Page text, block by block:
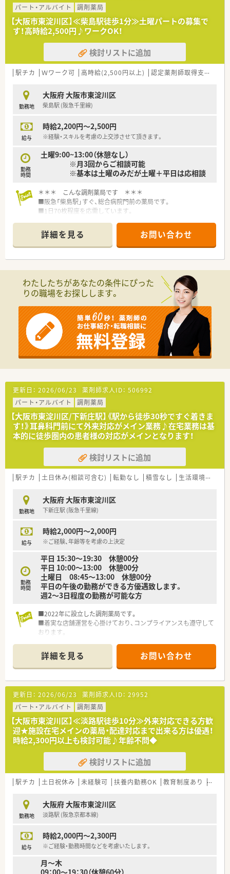
パート・アルバイト
調剤薬局
【大阪市東淀川区】≪柴島駅徒歩1分≫土曜パートの募集で
す！高時給2,500円♪ワークOK！
検討リストに追加
駅チカ Ｗワーク可 高時給(2,500円以上) 認定薬剤師取得支援あり
勤務地
大阪府 大阪市東淀川区
柴島駅 (阪急千里線)
給与
時給2,200円～2,500円
※経験・スキルを考慮の上交渉させて頂きます。
勤務
時間
土曜9:00~13:00（休憩なし）
※月3回からご相談可能
※基本は土曜のみだが土曜＋平日は応相談
＊＊＊ こんな調剤薬局です ＊＊＊
■阪急「柴島駅」すぐ、総合病院門前の薬局です。
■1日70枚程度を応需しています。
＊＊＊ こんな会社です ＊＊＊
◆大阪・兵庫を中心に、地域に信頼されるかかりつけ薬局を展開
しています。
◆経験豊富な薬剤師を揃え、大学病院・官公立病院など、大型総
詳細を見る お問い合わせ
わたしたちがあなたの条件にぴった
りの職場をお探しします。
更新日： 2026/06/23 薬剤師求人ID： 506992
パート・アルバイト
調剤薬局
【大阪市東淀川区/下新庄駅】《駅から徒歩30秒ですぐ着きま
す！》耳鼻科門前にて外来対応がメイン業務♪在宅業務は基
本的に徒歩圏内の患者様の対応がメインとなります！
検討リストに追加
駅チカ 土日休み(相談可含む) 転勤なし 積雪なし 生活環境充実
勤務地
大阪府 大阪市東淀川区
下新庄駅 (阪急千里線)
給与
時給2,000円～2,000円
※ご経験、年齢等を考慮の上決定
勤務
時間
平日 15:30～19:30 休憩00分
平日 10:00～13:00 休憩00分
土曜日 08:45～13:00 休憩00分
平日の午後の勤務ができる方優遇致します。
週2～3日程度の勤務が可能な方
■2022年に設立した調剤薬局です。
■着実な店舗運営を心掛けており、コンプライアンスも遵守して
おります。
いに対応しております。
■これからの薬局薬剤師を育てていきたい思いが詰まった薬局
です。
詳細を見る お問い合わせ
更新日： 2026/06/23 薬剤師求人ID： 29952
パート・アルバイト
調剤薬局
【大阪市東淀川区】≪淡路駅徒歩10分≫外来対応できる方歓
迎★施設在宅メインの薬局・配達対応まで出来る方は優遇！
時給2,300円以上も検討可能♪年齢不問◆
検討リストに追加
駅チカ 土日祝休み 未経験可 扶養内勤務OK 教育制度あり 大手
勤務地
大阪府 大阪市東淀川区
淡路駅 (阪急京都本線)
給与
時給2,000円～2,300円
※ご経験・勤務時間などを考慮いたします。
月～木